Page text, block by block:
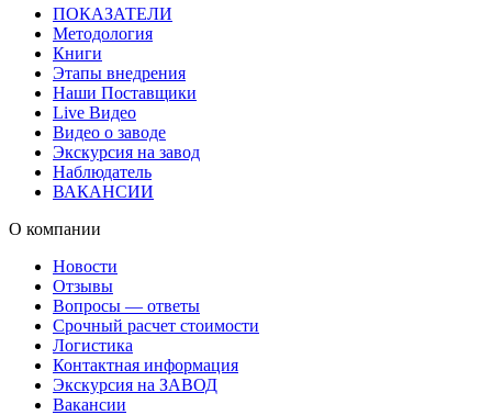
ПОКАЗАТЕЛИ
Методология
Книги
Этапы внедрения
Наши Поставщики
Live Видео
Видео о заводе
Экскурсия на завод
Наблюдатель
ВАКАНСИИ
О компании
Новости
Отзывы
Вопросы — ответы
Срочный расчет стоимости
Логистика
Контактная информация
Экскурсия на ЗАВОД
Вакансии